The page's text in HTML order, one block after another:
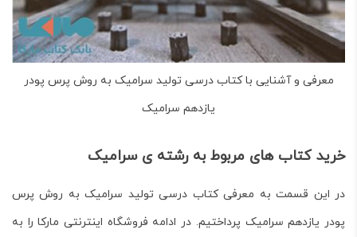
معرفی و آشنایی با کتاب درسی تولید سرامیک به روش پرس پودر
یازدهم سرامیک
خرید کتاب های مربوط به رشته ی سرامیک
در این قسمت به معرفی کتاب درسیتولید سرامیک به روش پرس
پودر یازدهم سرامیک پرداختیم. در ادامه فروشگاه اینترنتی مارکا را به